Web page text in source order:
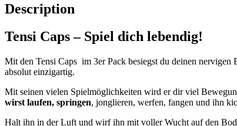
Description
Tensi Caps – Spiel dich lebendig!
Mit den Tensi Caps im 3er Pack besiegst du deinen
absolut einzigartig.
Mit seinen vielen Spielmöglichkeiten wird er dir viel
wirst laufen, springen, jonglieren, werfen, fangen und ihn
Halt ihn in der Luft und wirf ihn mit voller Wucht auf den